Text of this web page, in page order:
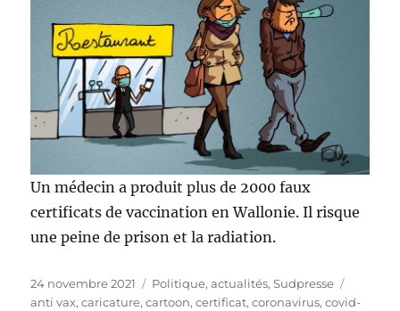
Un médecin a produit plus de 2000 faux
certificats de vaccination en Wallonie. Il risque
une peine de prison et la radiation.
Publié
le
24 novembre 2021 Catégories
Politique, actualités,Sudpresse
anti vax,caricature,cartoon,certificat,coronavirus,covid-